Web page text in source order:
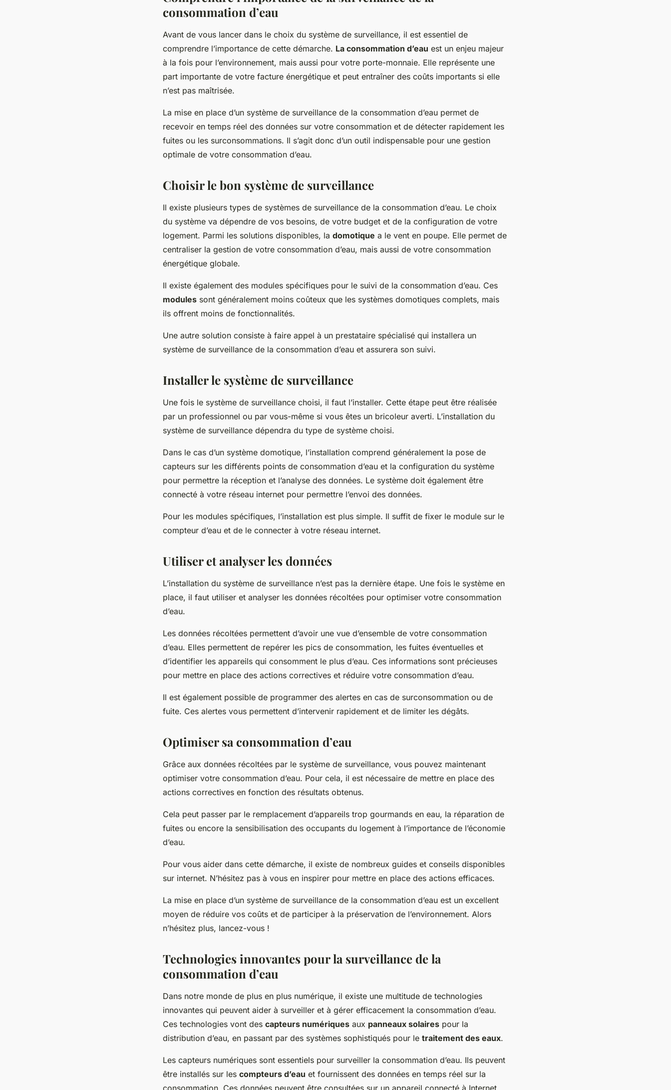
consommation d’eau
Avant de vous lancer dans le choix du système de surveillance, il est essentiel de
comprendre l’importance de cette démarche. La consommation d’eau est un enjeu majeur
à la fois pour l’environnement, mais aussi pour votre porte-monnaie. Elle représente une
part importante de votre facture énergétique et peut entraîner des coûts importants si elle
n’est pas maîtrisée.
La mise en place d’un système de surveillance de la consommation d’eau permet de
recevoir en temps réel des données sur votre consommation et de détecter rapidement les
fuites ou les surconsommations. Il s’agit donc d’un outil indispensable pour une gestion
optimale de votre consommation d’eau.
Choisir le bon système de surveillance
Il existe plusieurs types de systèmes de surveillance de la consommation d’eau. Le choix
du système va dépendre de vos besoins, de votre budget et de la configuration de votre
logement. Parmi les solutions disponibles, la domotique a le vent en poupe. Elle permet de
centraliser la gestion de votre consommation d’eau, mais aussi de votre consommation
énergétique globale.
Il existe également des modules spécifiques pour le suivi de la consommation d’eau. Ces
modules sont généralement moins coûteux que les systèmes domotiques complets, mais
ils offrent moins de fonctionnalités.
Une autre solution consiste à faire appel à un prestataire spécialisé qui installera un
système de surveillance de la consommation d’eau et assurera son suivi.
Installer le système de surveillance
Une fois le système de surveillance choisi, il faut l’installer. Cette étape peut être réalisée
par un professionnel ou par vous-même si vous êtes un bricoleur averti. L’installation du
système de surveillance dépendra du type de système choisi.
Dans le cas d’un système domotique, l’installation comprend généralement la pose de
capteurs sur les différents points de consommation d’eau et la configuration du système
pour permettre la réception et l’analyse des données. Le système doit également être
connecté à votre réseau internet pour permettre l’envoi des données.
Pour les modules spécifiques, l’installation est plus simple. Il suffit de fixer le module sur le
compteur d’eau et de le connecter à votre réseau internet.
Utiliser et analyser les données
L’installation du système de surveillance n’est pas la dernière étape. Une fois le système en
place, il faut utiliser et analyser les données récoltées pour optimiser votre consommation
d’eau.
Les données récoltées permettent d’avoir une vue d’ensemble de votre consommation
d’eau. Elles permettent de repérer les pics de consommation, les fuites éventuelles et
d’identifier les appareils qui consomment le plus d’eau. Ces informations sont précieuses
pour mettre en place des actions correctives et réduire votre consommation d’eau.
Il est également possible de programmer des alertes en cas de surconsommation ou de
fuite. Ces alertes vous permettent d’intervenir rapidement et de limiter les dégâts.
Optimiser sa consommation d’eau
Grâce aux données récoltées par le système de surveillance, vous pouvez maintenant
optimiser votre consommation d’eau. Pour cela, il est nécessaire de mettre en place des
actions correctives en fonction des résultats obtenus.
Cela peut passer par le remplacement d’appareils trop gourmands en eau, la réparation de
fuites ou encore la sensibilisation des occupants du logement à l’importance de l’économie
d’eau.
Pour vous aider dans cette démarche, il existe de nombreux guides et conseils disponibles
sur internet. N’hésitez pas à vous en inspirer pour mettre en place des actions efficaces.
La mise en place d’un système de surveillance de la consommation d’eau est un excellent
moyen de réduire vos coûts et de participer à la préservation de l’environnement. Alors
n’hésitez plus, lancez-vous !
Technologies innovantes pour la surveillance de la
consommation d’eau
Dans notre monde de plus en plus numérique, il existe une multitude de technologies
innovantes qui peuvent aider à surveiller et à gérer efficacement la consommation d’eau.
Ces technologies vont des capteurs numériques aux panneaux solaires pour la
distribution d’eau, en passant par des systèmes sophistiqués pour le traitement des eaux.
Les capteurs numériques sont essentiels pour surveiller la consommation d’eau. Ils peuvent
être installés sur les compteurs d’eau et fournissent des données en temps réel sur la